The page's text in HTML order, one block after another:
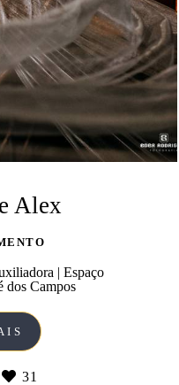
Alex
| Espaço
dos Campos
31